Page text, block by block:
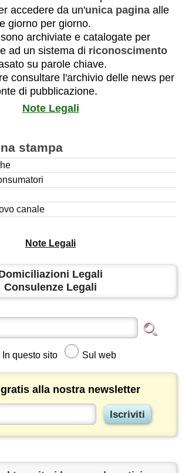
accedere da un'unica pagina alle
giorno per giorno.
archiviate e catalogate per
ad un sistema di riconoscimento
su parole chiave.
consultare l'archivio delle news per
di pubblicazione.
Note Legali
stampa
canale
Note Legali
Legali
Consulenze Legali
In questo sito Sul web
alla nostra newsletter